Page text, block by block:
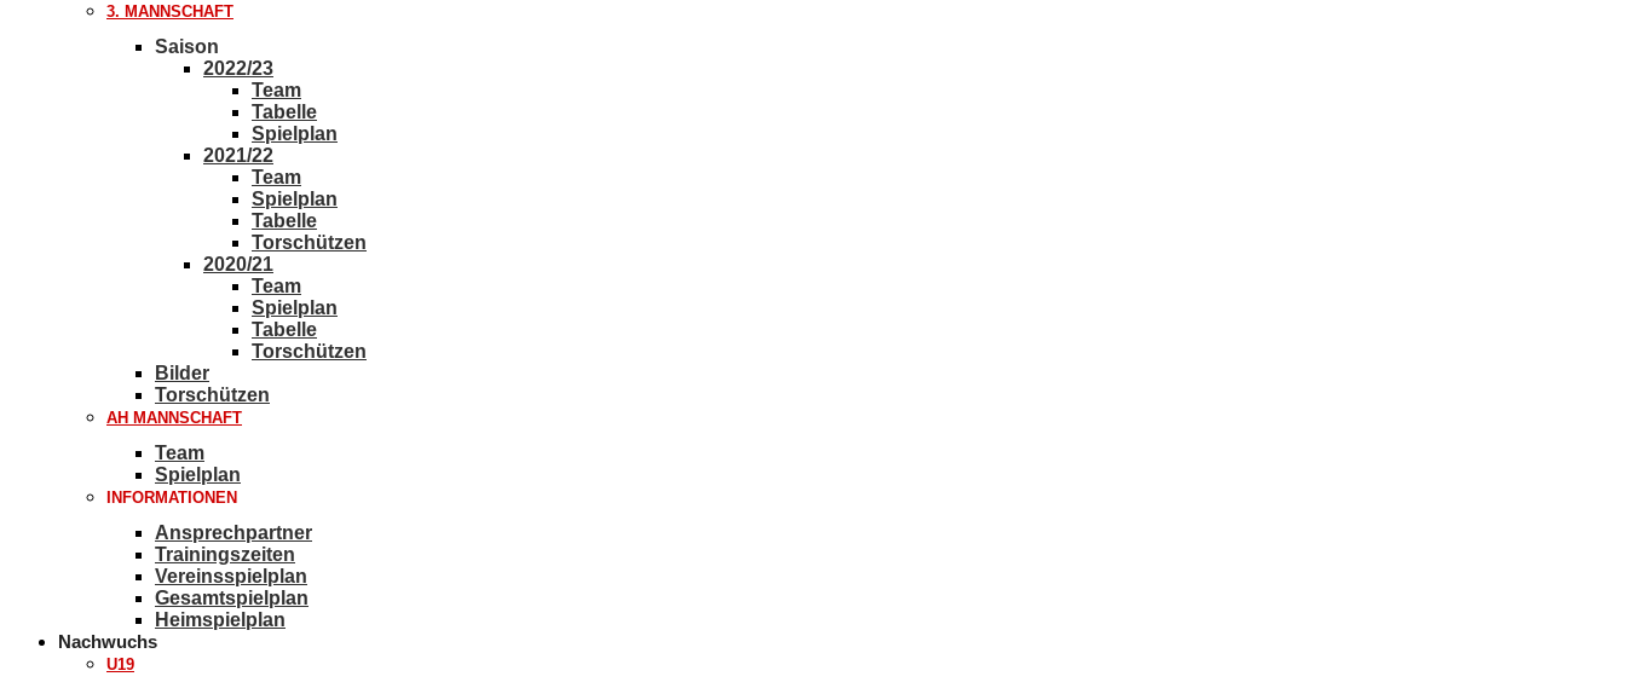
3. MANNSCHAFT
Saison
2022/23
Team
Tabelle
Spielplan
2021/22
Team
Spielplan
Tabelle
Torschützen
2020/21
Team
Spielplan
Tabelle
Torschützen
Bilder
Torschützen
AH MANNSCHAFT
Team
Spielplan
INFORMATIONEN
Ansprechpartner
Trainingszeiten
Vereinsspielplan
Gesamtspielplan
Heimspielplan
Nachwuchs
U19